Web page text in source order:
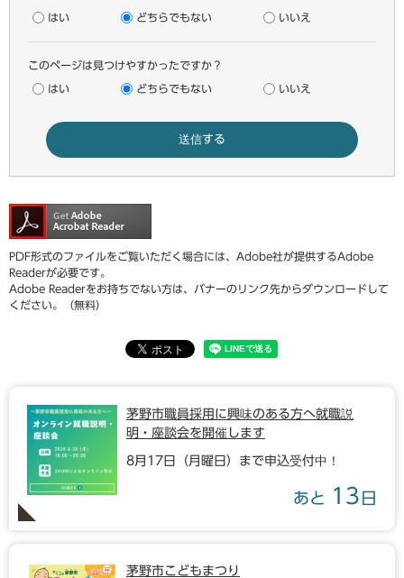
はい どちらでもない いいえ
このページは見つけやすかったですか？
はい どちらでもない いいえ
PDF形式のファイルをご覧いただく場合には、Adobe社が提供するAdobe
Readerが必要です。
Adobe Readerをお持ちでない方は、バナーのリンク先からダウンロードして
ください。（無料）
茅野市職員採用に興味のある方へ就職説
明・座談会を開催します
8月17日（月曜日）まで申込受付中！
あと 13 日
茅野市こどもまつり